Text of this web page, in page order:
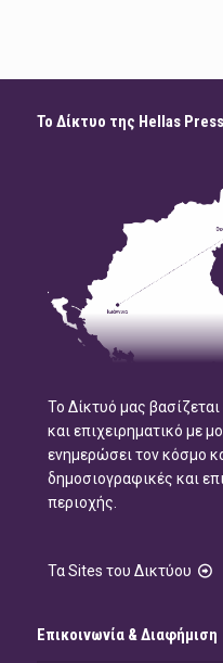
Το Δίκτυο της Hellas
Το Δίκτυό μας
και επιχειρηματικό με
ενημερώσει τον κόσμο
δημοσιογραφικές και
περιοχής.
Τα Sites του Δικτύου
Επικοινωνία & Διαφήμιση